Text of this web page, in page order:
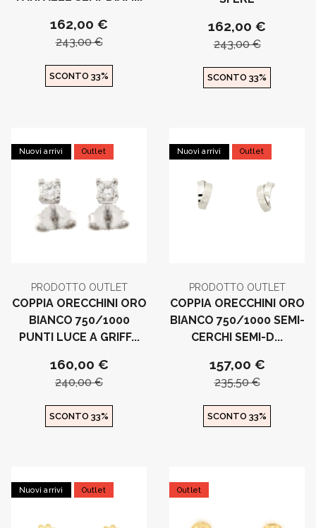
162,00 €
243,00 €
SCONTO 33%
162,00 €
243,00 €
SCONTO 33%
Nuovi arrivi Outlet
PRODOTTO OUTLET
COPPIA ORECCHINI ORO
BIANCO 750/1000
PUNTI LUCE A GRIFF...
160,00 €
240,00 €
SCONTO 33%
Nuovi arrivi Outlet
PRODOTTO OUTLET
COPPIA ORECCHINI ORO
BIANCO 750/1000 SEMI-
CERCHI SEMI-D...
157,00 €
235,50 €
SCONTO 33%
Nuovi arrivi Outlet Outlet